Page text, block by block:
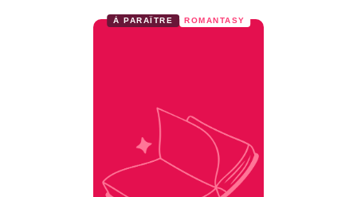
À PARAÎTRE ROMANTASY